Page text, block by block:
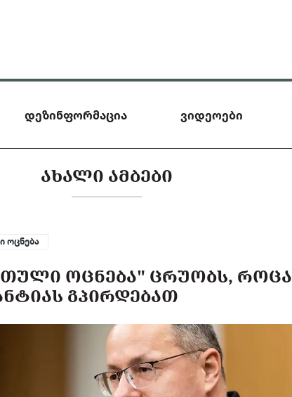
დეზინფორმაცია ვიდეოები
ᲐᲮᲐᲚᲘ ᲐᲛᲑᲔᲑᲘ
ოცნება
ᲝᲪᲜᲔᲑᲐ" ᲪᲠᲣᲝᲑᲡ, ᲠᲝᲪᲐ
ᲒᲞᲘᲠᲓᲔᲑᲐᲗ